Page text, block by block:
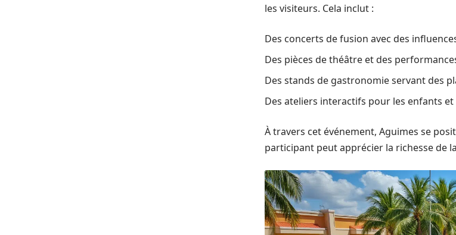
les visiteurs. Cela inclut :
Des concerts de fusion avec des
Des pièces de théâtre et des
Des stands de gastronomie servant des
Des ateliers interactifs pour les enfants et
À travers cet événement, Aguimes se
participant peut apprécier la richesse de